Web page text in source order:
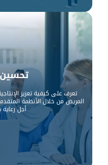
تحسين
تعرف على كيفية تعزيز
المريض من خلال الأنظمة
أجل